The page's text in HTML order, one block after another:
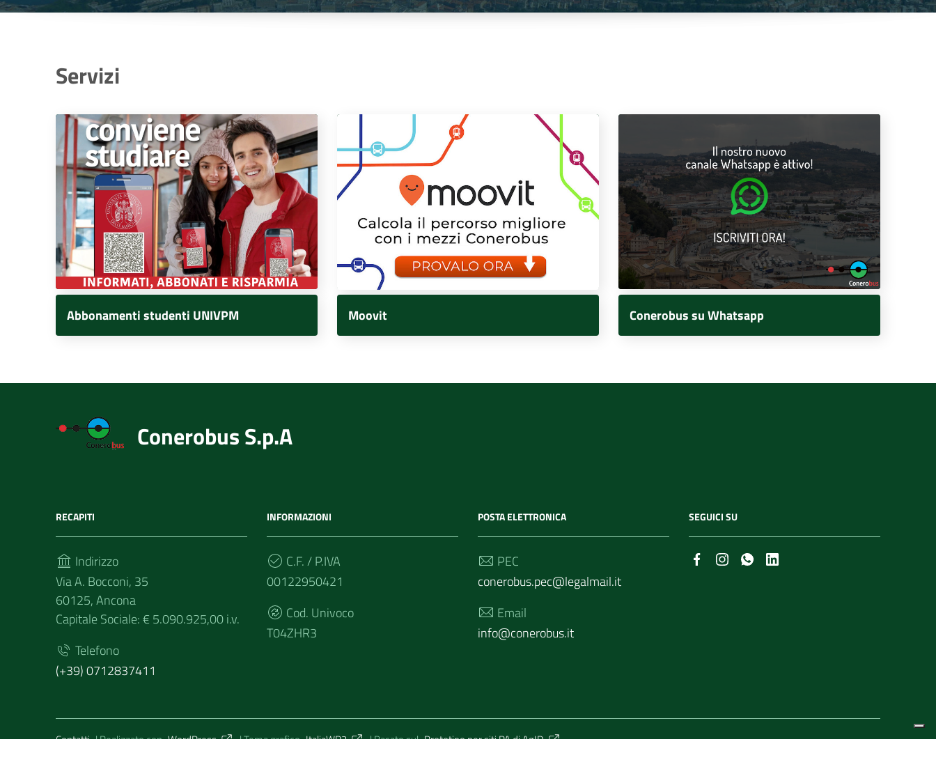
Servizi
Abbonamenti studenti UNIVPM Moovit Conerobus su Whatsapp
Conerobus S.p.A
RECAPITI
Indirizzo
Via A. Bocconi, 35
60125, Ancona
Capitale Sociale: € 5.090.925,00 i.v.
Telefono
(+39) 0712837411
INFORMAZIONI
C.F. / P.IVA
00122950421
Cod. Univoco
T04ZHR3
POSTA ELETTRONICA
PEC
conerobus.pec@legalmail.it
Email
info@conerobus.it
SEGUICI SU
Sezione Link Utili
Contatti | Realizzato con WordPress |Tema grafico ItaliaWP2 | Basato sul Prototipo per siti PA di AgID